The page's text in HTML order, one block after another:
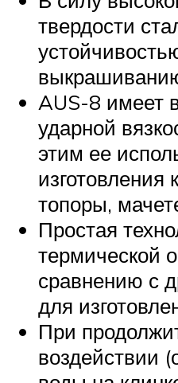
твердости
AUS-8 имеет
ударной
этим ее
изготовления
топоры,
Простая
термической
сравнению с
для
При
воздействии